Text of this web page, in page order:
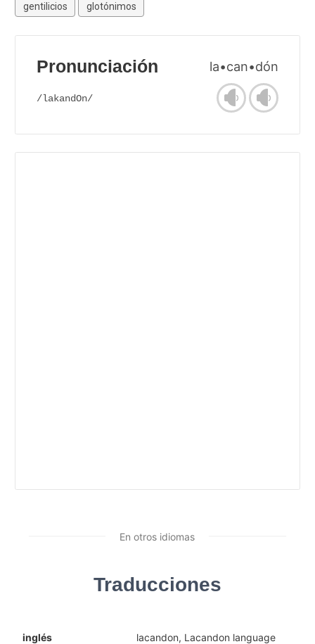
gentilicios glotónimos
Pronunciación la•can•dón
/lakandOn/
En otros idiomas
Traducciones
inglés lacandon, Lacandon language